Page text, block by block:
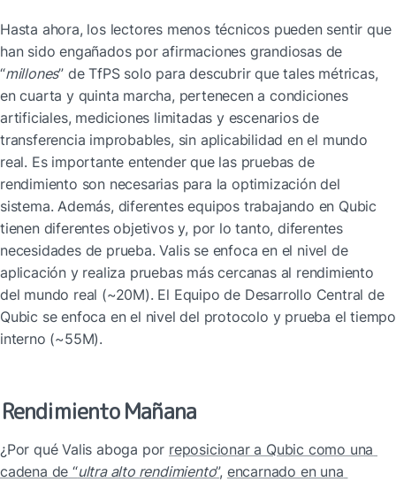
Hasta ahora, los lectores menos técnicos pueden sentir que
han sido engañados por afirmaciones grandiosas de
“millones” de TfPS solo para descubrir que tales métricas,
en cuarta y quinta marcha, pertenecen a condiciones
artificiales, mediciones limitadas y escenarios de
transferencia improbables, sin aplicabilidad en el mundo
real. Es importante entender que las pruebas de
rendimiento son necesarias para la optimización del
sistema. Además, diferentes equipos trabajando en Qubic
tienen diferentes objetivos y, por lo tanto, diferentes
necesidades de prueba. Valis se enfoca en el nivel de
aplicación y realiza pruebas más cercanas al rendimiento
del mundo real (~20M). El Equipo de Desarrollo Central de
Qubic se enfoca en el nivel del protocolo y prueba el tiempo
interno (~55M).
Rendimiento Mañana
¿Por qué Valis aboga por reposicionar a Qubic como una
cadena de “ultra alto rendimiento”, encarnado en una